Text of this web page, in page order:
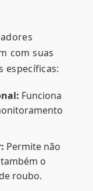
com suas
específicas:
Funciona
Permite não
o
roubo.